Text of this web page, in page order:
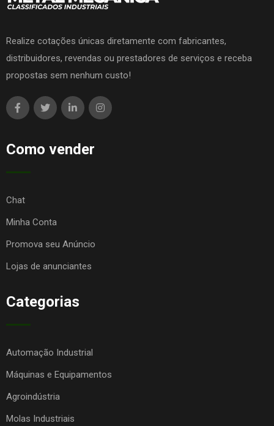
Realize cotações únicas diretamente com fabricantes,
distribuidores, revendas ou prestadores de serviços e receba
propostas sem nenhum custo!
Como vender
Chat
Minha Conta
Promova seu Anúncio
Lojas de anunciantes
Categorias
Automação Industrial
Máquinas e Equipamentos
Agroindústria
Molas Industriais